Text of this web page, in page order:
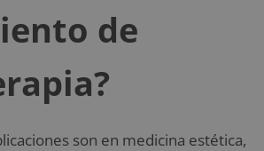
de
son en medicina estética,